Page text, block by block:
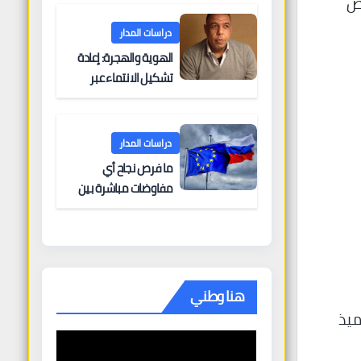
له سنويًا نحو 50 ألف تلميذ
دراسات المدار
الهوية والهجرة: إعادة
تشكيل الانتماء عبر
دراسات المدار
ما فرص نجاح أي
مفاوضات مباشرة بين
هنا وطني